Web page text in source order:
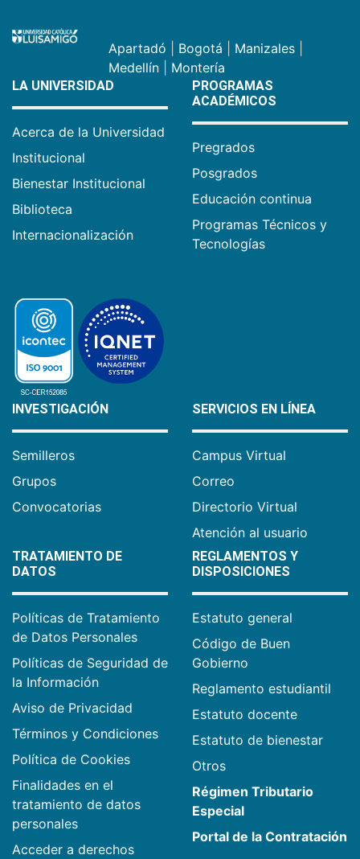
Apartadó Bogotá Manizales
Medellín
Montería
LA UNIVERSIDAD
Acerca de la Universidad
Institucional
Bienestar Institucional
Biblioteca
Internacionalización
PROGRAMAS
ACADÉMICOS
Pregrados
Posgrados
Educación continua
Programas Técnicos y
Tecnologías
INVESTIGACIÓN
Semilleros
Grupos
Convocatorias
SERVICIOS EN LÍNEA
Campus Virtual
Correo
Directorio Virtual
Atención al usuario
TRATAMIENTO DE
DATOS
Políticas de Tratamiento
de Datos Personales
Políticas de Seguridad de
la Información
Aviso de Privacidad
Términos y Condiciones
Política de Cookies
Finalidades en el
tratamiento de datos
personales
Acceder a derechos
REGLAMENTOS Y
DISPOSICIONES
Estatuto general
Código de Buen
Gobierno
Reglamento estudiantil
Estatuto docente
Estatuto de bienestar
Otros
Régimen Tributario
Especial
Portal de la Contratación